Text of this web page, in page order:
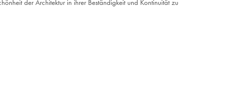
der Architektur in ihrer Beständigkeit und Kontinuität zu